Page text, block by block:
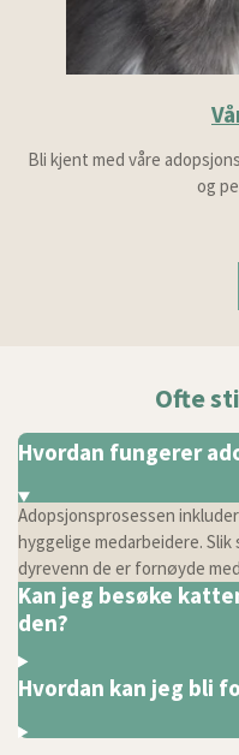
Bli kjent med våre
og
Ofte
Hvordan fungerer
Adopsjonsprosessen
hyggelige medarbeidere.
dyrevenn de er fornøyde
Kan jeg besøke
den?
Hvordan kan jeg bli